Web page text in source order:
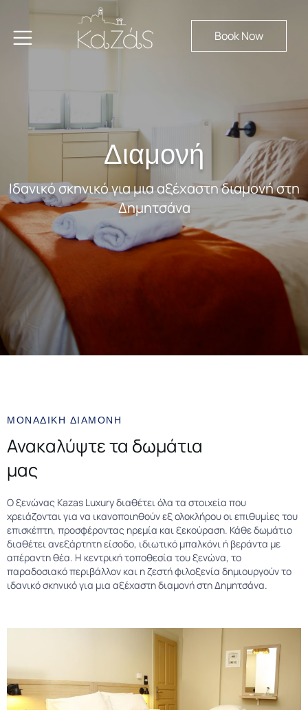
Book Now
Διαμονή
Ιδανικό σκηνικό για μια αξέχαστη διαμονή στη
Δημητσάνα
ΜΟΝΑΔΙΚΗ ΔΙΑΜΟΝΗ
Ανακαλύψτε τα δωμάτια
μας
Ο ξενώνας Kazas Luxury διαθέτει όλα τα στοιχεία που
χρειάζονται για να ικανοποιηθούν εξ ολοκλήρου οι επιθυμίες του
επισκέπτη, προσφέροντας ηρεμία και ξεκούραση. Κάθε δωμάτιο
διαθέτει ανεξάρτητη είσοδο, ιδιωτικό μπαλκόνι ή βεράντα με
απέραντη θέα. Η κεντρική τοποθεσία του ξενώνα, το
παραδοσιακό περιβάλλον και η ζεστή φιλοξενία δημιουργούν το
ιδανικό σκηνικό για μια αξέχαστη διαμονή στη Δημητσάνα.